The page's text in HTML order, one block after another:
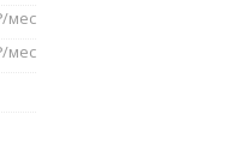
мес
мес